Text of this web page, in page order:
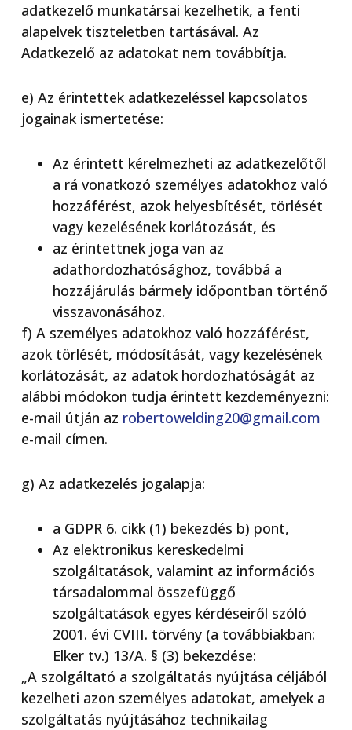
adatkezelő munkatársai kezelhetik, a fenti
alapelvek tiszteletben tartásával. Az
Adatkezelő az adatokat nem továbbítja.
e) Az érintettek adatkezeléssel kapcsolatos
jogainak ismertetése:
Az érintett kérelmezheti az adatkezelőtől
a rá vonatkozó személyes adatokhoz való
hozzáférést, azok helyesbítését, törlését
vagy kezelésének korlátozását, és
az érintettnek joga van az
adathordozhatósághoz, továbbá a
hozzájárulás bármely időpontban történő
visszavonásához.
f) A személyes adatokhoz való hozzáférést,
azok törlését, módosítását, vagy kezelésének
korlátozását, az adatok hordozhatóságát az
alábbi módokon tudja érintett kezdeményezni:
e-mail útján az robertowelding20@gmail.com
e-mail címen.
g) Az adatkezelés jogalapja:
a GDPR 6. cikk (1) bekezdés b) pont,
Az elektronikus kereskedelmi
szolgáltatások, valamint az információs
társadalommal összefüggő
szolgáltatások egyes kérdéseiről szóló
2001. évi CVIII. törvény (a továbbiakban:
Elker tv.) 13/A. § (3) bekezdése:
„A szolgáltató a szolgáltatás nyújtása céljából
kezelheti azon személyes adatokat, amelyek a
szolgáltatás nyújtásához technikailag